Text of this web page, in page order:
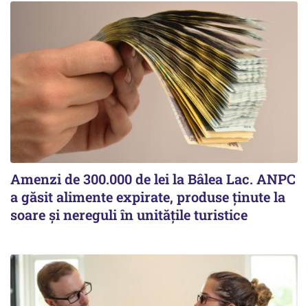
Amenzi de 300.000 de lei la Bâlea Lac. ANPC
a găsit alimente expirate, produse ținute la
soare și nereguli în unitățile turistice